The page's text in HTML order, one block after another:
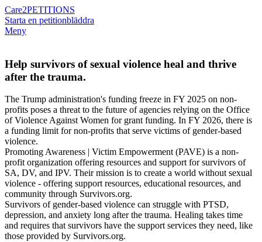
Care2PETITIONS
Starta en petitionbläddra
Meny
Help survivors of sexual violence heal and thrive
after the trauma.
The Trump administration's funding freeze in FY 2025 on non-
profits poses a threat to the future of agencies relying on the Office
of Violence Against Women for grant funding. In FY 2026, there is
a funding limit for non-profits that serve victims of gender-based
violence.
Promoting Awareness | Victim Empowerment (PAVE) is a non-
profit organization offering resources and support for survivors of
SA, DV, and IPV. Their mission is to create a world without sexual
violence - offering support resources, educational resources, and
community through Survivors.org.
Survivors of gender-based violence can struggle with PTSD,
depression, and anxiety long after the trauma. Healing takes time
and requires that survivors have the support services they need, like
those provided by Survivors.org.